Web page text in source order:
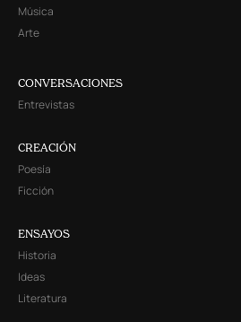
Música
Arte
CONVERSACIONES
Entrevistas
CREACIÓN
Poesía
Ficción
ENSAYOS
Historia
Ideas
Literatura